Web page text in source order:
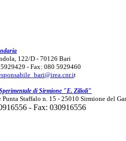
122/D - 70126 Bari
- Fax: 080 5929460
t
di Sirmione "E. Zilioli"
Punta Staffalo n. 15 - 25010 Sirmione del
- Fax: 030916556